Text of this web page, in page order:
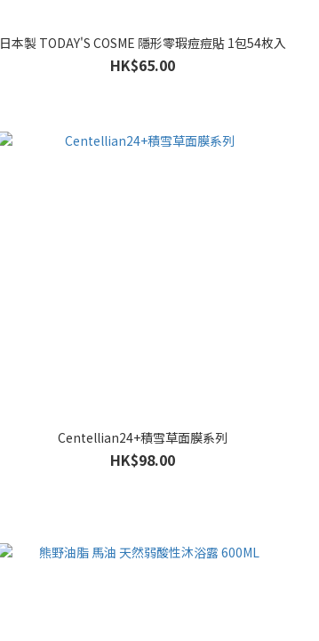
日本製 TODAY'S COSME 隱形零瑕痘痘貼 1包54枚入
HK$65.00
Centellian24+積雪草面膜系列
HK$98.00